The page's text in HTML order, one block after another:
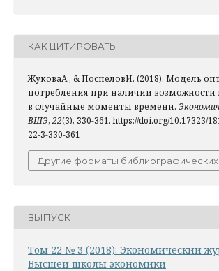
КАК ЦИТИРОВАТЬ
ЖуковаА., & ПоспеловИ. (2018). Модель
потребления при наличии возможности
в случайные моменты времени.
ВШЭ, 22(3), 330-361. https://doi.org/10.17323/
22-3-330-361
Другие форматы
ВЫПУСК
Том 22 № 3 (2018): Экономический
Высшей школы экономики